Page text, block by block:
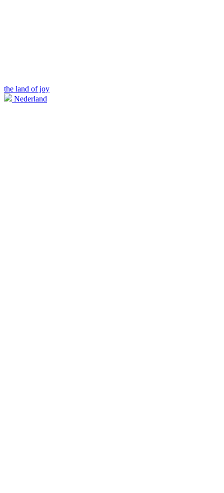
the land of joy
Nederland